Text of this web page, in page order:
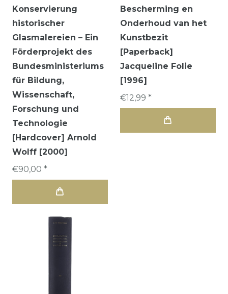
Konservierung
historischer
Glasmalereien – Ein
Förderprojekt des
Bundesministeriums
für Bildung,
Wissenschaft,
Forschung und
Technologie
[Hardcover] Arnold
Wolff [2000]
€90,00 *
Bescherming en
Onderhoud van het
Kunstbezit
[Paperback]
Jacqueline Folie
[1996]
€12,99 *